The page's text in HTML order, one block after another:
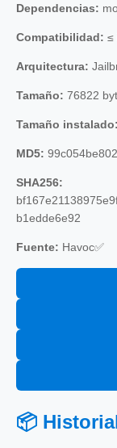
Dependencias:
Compatibilidad: ≤
Arquitectura:
Tamaño: 76822
Tamaño instalado:
MD5:
SHA256:
b1edde6e92
Fuente: Havoc✅
📦